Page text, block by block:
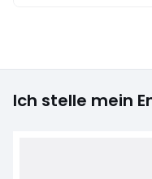
Ich stelle mein